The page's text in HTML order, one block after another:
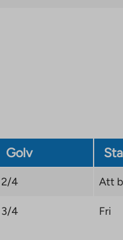
Golv
2/4 Att
3/4 Fri